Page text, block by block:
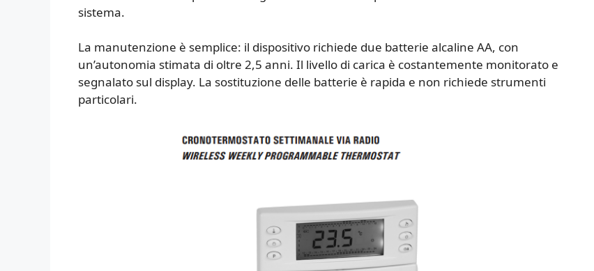
sistema.
La manutenzione è semplice: il dispositivo richiede due batterie alcaline AA, con
un’autonomia stimata di oltre 2,5 anni. Il livello di carica è costantemente monitorato e
segnalato sul display. La sostituzione delle batterie è rapida e non richiede strumenti
particolari.